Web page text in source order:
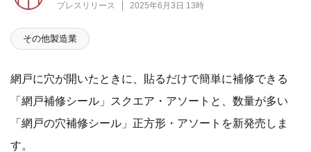
プレスリリース 2025年6月3日 13時
その他製造業
網戸に穴が開いたときに、貼るだけで簡単に補修できる
「網戸補修シール」スクエア・アソートと、数量が多い
「網戸の穴補修シール」正方形・アソートを新発売しま
す。